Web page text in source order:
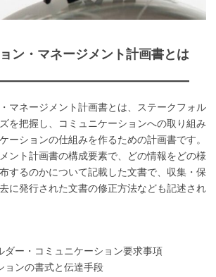
ン・マネージメント計画書とは
マネージメント計画書とは、ステークフォル
を把握し、コミュニケーションへの取り組み
ーションの仕組みを作るための計画書です。
ント計画書の構成要素で、どの情報をどの様
するのかについて記載した文書で、収集・保
に発行された文書の修正方法なども記述され
ダー・コミュニケーション要求事項
ョンの書式と伝達手段